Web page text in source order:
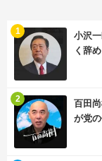
小沢
く辞
1
百田
が党
2